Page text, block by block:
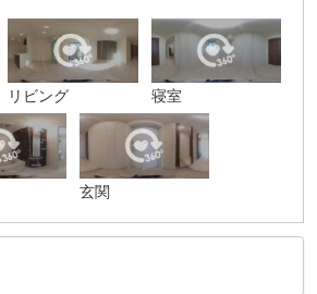
リビング 寝室
玄関